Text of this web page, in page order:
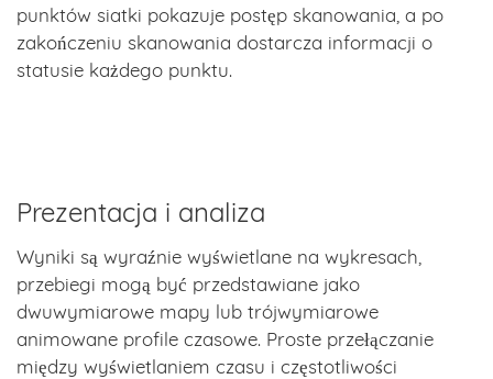
punktów siatki pokazuje postęp skanowania, a po
zakończeniu skanowania dostarcza informacji o
statusie każdego punktu.
Prezentacja i analiza
Wyniki są wyraźnie wyświetlane na wykresach,
przebiegi mogą być przedstawiane jako
dwuwymiarowe mapy lub trójwymiarowe
animowane profile czasowe. Proste przełączanie
między wyświetlaniem czasu i częstotliwości